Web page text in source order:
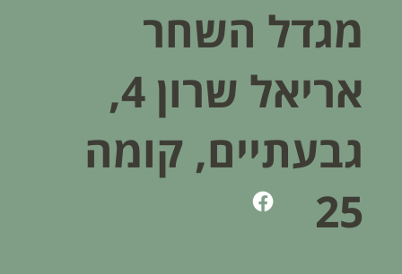
מגדל השחר
אריאל שרון 4,
גבעתיים, קומה
25